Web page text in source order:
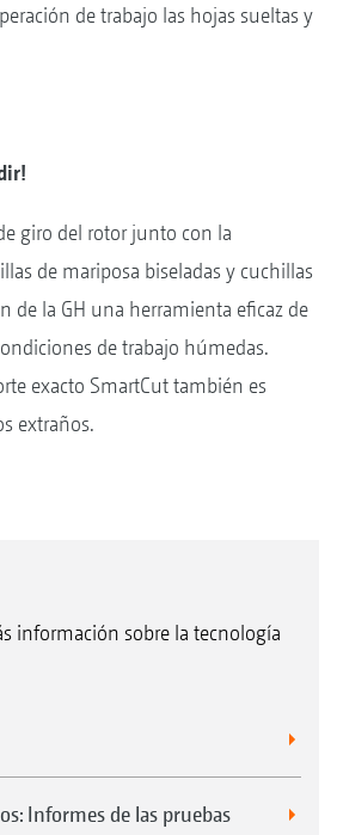
de trabajo las hojas sueltas y
giro del rotor junto con la
de mariposa biseladas y cuchillas
de la GH una herramienta eficaz de
de trabajo húmedas.
exacto SmartCut también es
extraños.
información sobre la tecnología
Informes de las pruebas